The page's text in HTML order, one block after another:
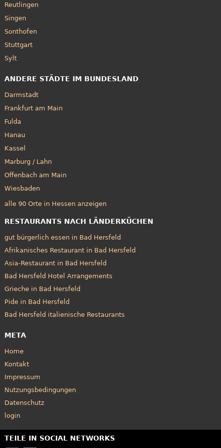
Reutlingen
Singen
Sonthofen
Stuttgart
Sylt
ANDERE STÄDTE IM BUNDESLAND
Darmstadt
Frankfurt am Main
Fulda
Hanau
Kassel
Marburg / Lahn
Offenbach am Main
Wiesbaden
alle 90 Orte in Hessen anzeigen
RESTAURANTS NACH LÄNDERKÜCHEN
gut bürgerlich essen in Bad Hersfeld
Afrikanisches Restaurant in Bad Hersfeld
Asia-Restaurant in Bad Hersfeld
Bad Hersfeld Hotel Arrangements
Grieche in Bad Hersfeld
Pide in Bad Hersfeld
Bad Hersfeld italienische Restaurants
META
Home
Kontakt
Impressum
Nutzungsbedingungen
Datenschutz
login
TEILE IN SOCIAL NETWORKS